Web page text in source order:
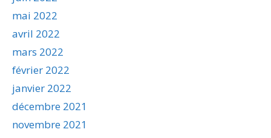
mai 2022
avril 2022
mars 2022
février 2022
janvier 2022
décembre 2021
novembre 2021